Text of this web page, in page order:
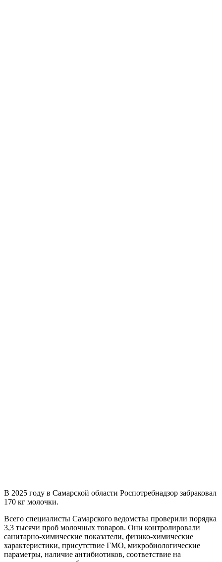
В 2025 году в Самарской области Роспотребнадзор забраковал
170 кг молочки.
Всего специалисты Самарского ведомства проверили порядка
3,3 тысячи проб молочных товаров. Они контролировали
санитарно-химические показатели, физико-химические
характеристики, присутствие ГМО, микробиологические
параметры, наличие антибиотиков, соответствие на